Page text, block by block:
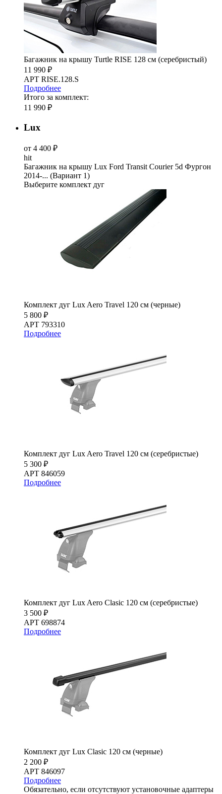
Багажник на крышу Turtle RISE 128 см (серебристый)
11 990 ₽
АРТ RISE.128.S
Подробнее
Итого за комплект:
11 990 ₽
Lux
от 4 400 ₽
hit
Багажник на крышу Lux Ford Transit Courier 5d Фургон
2014-... (Вариант 1)
Выберите комплект дуг
Комплект дуг Lux Aero Travel 120 см (черные)
5 800 ₽
АРТ 793310
Подробнее
Комплект дуг Lux Aero Travel 120 см (серебристые)
5 300 ₽
АРТ 846059
Подробнее
Комплект дуг Lux Aero Clasic 120 см (серебристые)
3 500 ₽
АРТ 698874
Подробнее
Комплект дуг Lux Clasic 120 см (черные)
2 200 ₽
АРТ 846097
Подробнее
Обязательно, если отсутствуют установочные адаптеры